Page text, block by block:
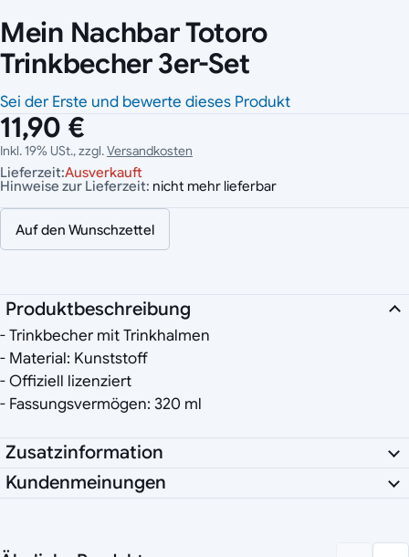
Mein Nachbar Totoro
Trinkbecher 3er-Set
Sei der Erste und bewerte dieses Produkt
11,90 €
Inkl. 19% USt., zzgl.Versandkosten
Lieferzeit:Ausverkauft
Hinweise zur Lieferzeit: nicht mehr lieferbar
Auf den Wunschzettel
Produktbeschreibung
- Trinkbecher mit Trinkhalmen
- Material: Kunststoff
- Offiziell lizenziert
- Fassungsvermögen: 320 ml
Zusatzinformation
Kundenmeinungen